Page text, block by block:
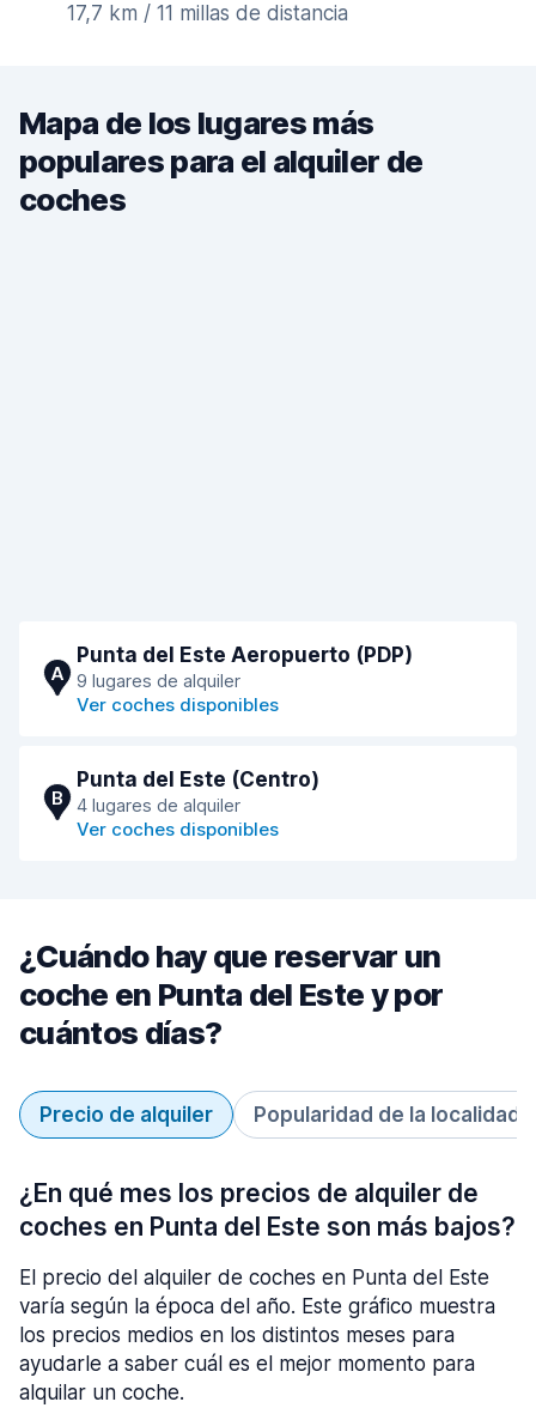
17,7 km / 11 millas de distancia
Mapa de los lugares más
populares para el alquiler de
coches
A
Punta del Este Aeropuerto (PDP)
9 lugares de alquiler
Ver coches disponibles
B
Punta del Este (Centro)
4 lugares de alquiler
Ver coches disponibles
¿Cuándo hay que reservar un
coche en Punta del Este y por
cuántos días?
Precio de alquiler Popularidad de la localidad
¿En qué mes los precios de alquiler de
coches en Punta del Este son más bajos?
El precio del alquiler de coches en Punta del Este
varía según la época del año. Este gráfico muestra
los precios medios en los distintos meses para
ayudarle a saber cuál es el mejor momento para
alquilar un coche.